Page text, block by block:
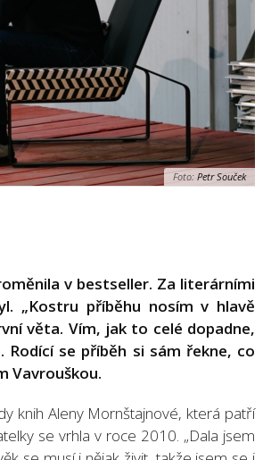
Foto: Petr Souček
v bestseller. Za literárními
„Kostru příběhu nosím v hlavě
věta. Vím, jak to celé dopadne,
se příběh si sám řekne, co
Vavrouškou.
knih Aleny Mornštajnové, která patří
se vrhla v roce 2010. „Dala jsem